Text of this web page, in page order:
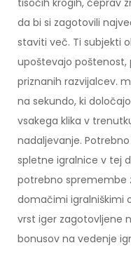
tisočih krogih, čeprav
da bi si zagotovili
staviti več. Ti subjekti
upoštevajo poštenost,
priznanih razvijalcev.
na sekundo, ki
vsakega klika v
nadaljevanje.
spletne igralnice v tej
potrebno spremembe
domačimi igralniškimi
vrst iger zagotovljene
bonusov na vedenje